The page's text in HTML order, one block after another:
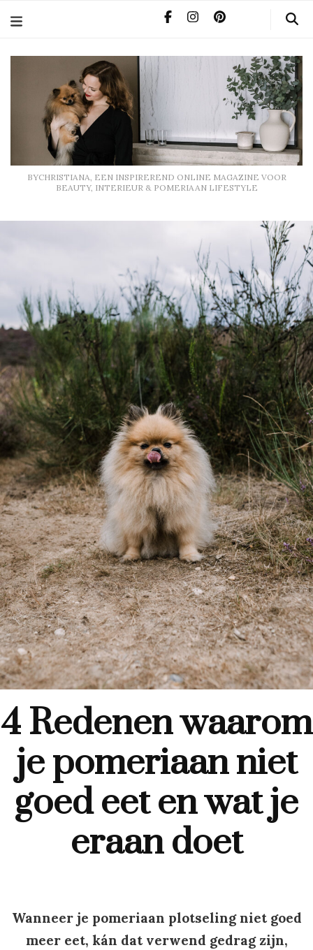
BYCHRISTIANA, EEN INSPIREREND ONLINE MAGAZINE VOOR
BEAUTY, INTERIEUR & POMERIAAN LIFESTYLE
4 Redenen waarom
je pomeriaan niet
goed eet en wat je
eraan doet
Wanneer je pomeriaan plotseling niet goed
meer eet, kán dat verwend gedrag zijn,